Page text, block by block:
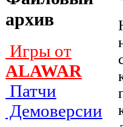
архив
Игры от
ALAWAR
Патчи
Демоверсии